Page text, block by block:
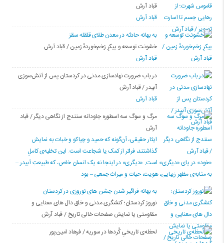
قباد آرش
قباد آرش
بە بهانه حادثە در معدن طلای قلقله سقز
خشونت توسعه و پیکرِ زخم‌خوردهٔ زمین / قباد آرش
قباد آرش
در باب ضرورت نهادسازی مدنی در کردستان پس از آتش‌سوزی
آبیدر / قباد آرش
قباد آرش
مرگ و سوگ سه اسطوره جاودانه سنندج از نگاهی دیگر / قباد
آرش
ایثار حقیقی، آن‌گونه که حمید و چیاکو و خبات به نمایش
گذاشتند، فراتر از کمک یا شجاعت است. این تخلیه‌ی کاملِ
«خود» در پای «دیگری» است. «دیگری» در اینجا نه یک انسان خاص، که طبیعتِ آبیدر –
به مثابه‌ی مظهر زیبایی، هویت، حیات و میراث جمعی – بود.
به بهانه فراگیر شدن جشن های نوروزی در کردستان
نوروز کردستان؛ کنشگری مدنی و خلق دال های معنایی و
مقاومتی یا نمایش صفحات خالی تاریخ / قباد آرش
لحظه‌ی تاریخیِ کُردها در سوریه / فرهاد امین‌پور